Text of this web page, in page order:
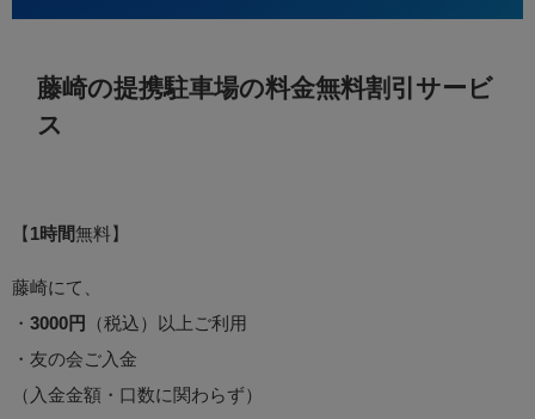
藤崎の提携駐車場の料金無料割引サービ
ス
【 1時間無料】
藤崎にて、
・ 3000円
（税込）以上ご利用
・友の会ご入金
（入金金額・口数に関わらず）